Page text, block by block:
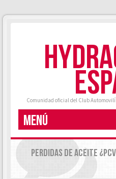
Comunidad oficial del Club
MENÚ
PERDIDAS DE ACEITE